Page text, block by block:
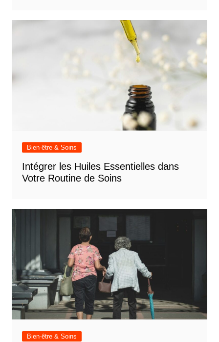
Bien-être & Soins
Intégrer les Huiles Essentielles dans
Votre Routine de Soins
Bien-être & Soins